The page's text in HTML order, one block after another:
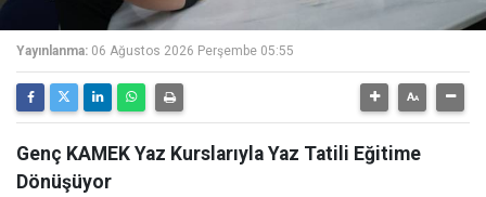
Yayınlanma: 06 Ağustos 2026 Perşembe 05:55
Genç KAMEK Yaz Kurslarıyla Yaz Tatili Eğitime
Dönüşüyor